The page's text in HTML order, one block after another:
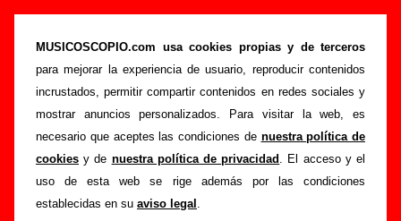
MUSICOSCOPIO.com usa cookies propias y de terceros
para mejorar la experiencia de usuario, reproducir contenidos
incrustados, permitir compartir contenidos en redes sociales y
mostrar anuncios personalizados. Para visitar la web, es
necesario que aceptes las condiciones de nuestra política de
cookies y de nuestra política de privacidad . El acceso y el
uso de esta web se rige además por las condiciones
establecidas en su aviso legal .
“Flores raras (en directo) (reedición)” (CD,
2002) - Christina Rosenvinge
Portada >Christina Rosenvinge >Discografía
Flores raras (en directo) (reedición)
Esta página pretende recopilar todo tipo de información
sobre eldisco “Flores raras (en directo) (reedición)”
interpretado por
Christina Rosenvinge. Además del listado
de canciones incluidas en el disco, también se mostrarán en